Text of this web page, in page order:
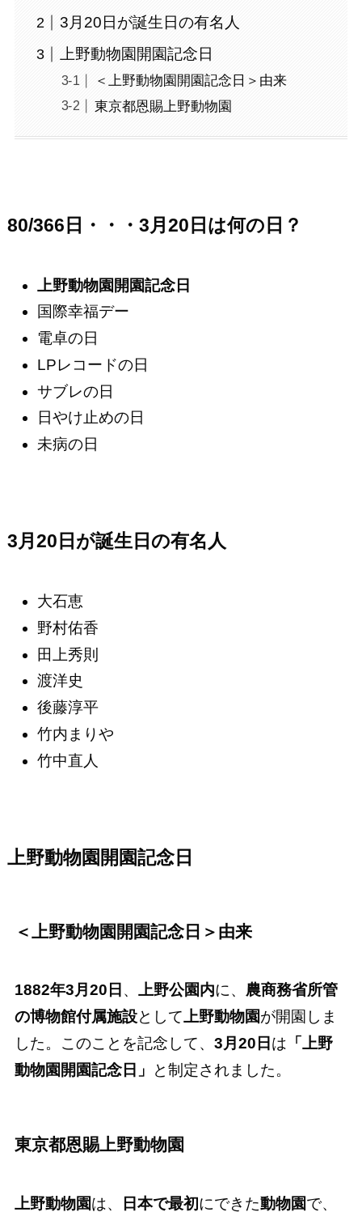
3月20日が誕生日の有名人
上野動物園開園記念日
＜上野動物園開園記念日＞由来
東京都恩賜上野動物園
80/366日・・・3月20日は何の日？
上野動物園開園記念日
国際幸福デー
電卓の日
LPレコードの日
サブレの日
日やけ止めの日
未病の日
3月20日が誕生日の有名人
大石恵
野村佑香
田上秀則
渡洋史
後藤淳平
竹内まりや
竹中直人
上野動物園開園記念日
＜上野動物園開園記念日 ＞由来
1882年3月20日 、 上野公園内に、 農商務省所管
の博物館付属施設として上野動物園が開園しま
した。このことを記念して、 3月20日 は 「上野
動物園開園記念日」
と制定されました。
東京都恩賜上野動物園
上野動物園は、 日本で最初にできた動物園で、